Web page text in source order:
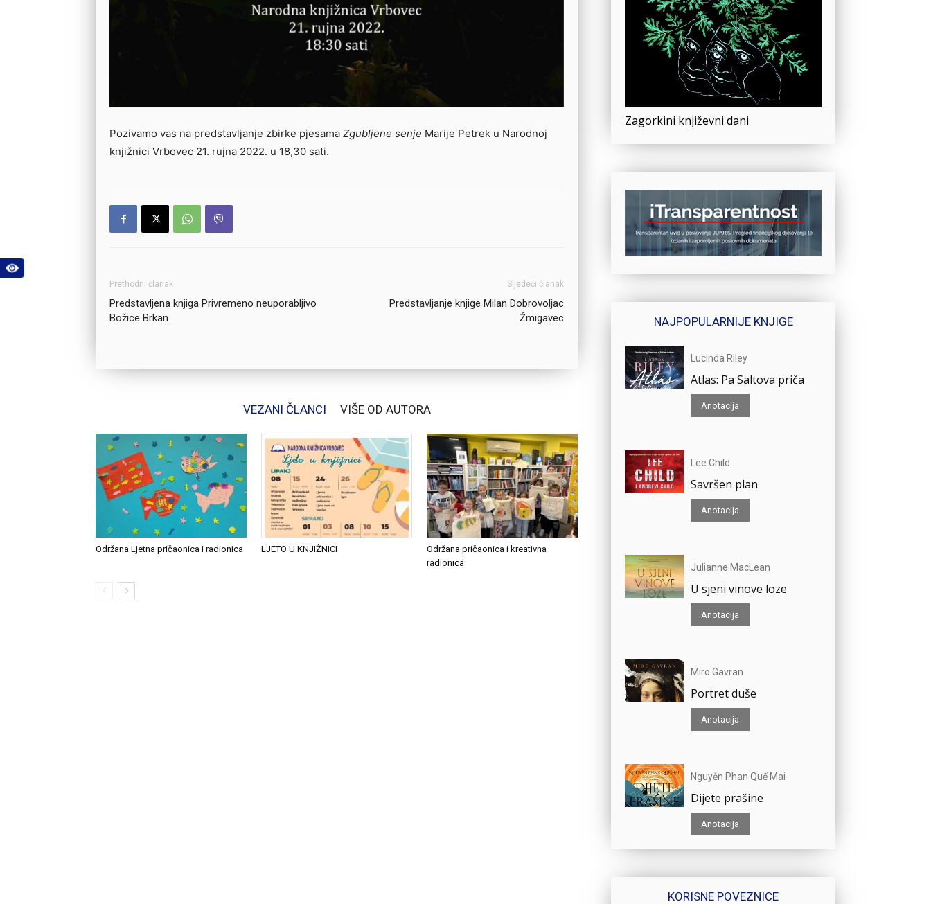
Pozivamo vas na predstavljanje zbirke pjesama Zgubljene senje Marije Petrek u Narodnoj
knjižnici Vrbovec 21. rujna 2022. u 18,30 sati.
Prethodni članak
Predstavljena knjiga Privremeno neuporabljivo
Božice Brkan
Sljedeći članak
Predstavljanje knjige Milan Dobrovoljac
Žmigavec
VEZANI ČLANCI VIŠE OD AUTORA
Održana Ljetna pričaonica i radionica LJETO U KNJIŽNICI
Održana pričaonica i kreativna
radionica
Zagorkini književni dani
NAJPOPULARNIJE KNJIGE
Lucinda Riley
Atlas: Pa Saltova priča
Anotacija
Lee Child
Savršen plan
Anotacija
Julianne MacLean
U sjeni vinove loze
Anotacija
Miro Gavran
Portret duše
Anotacija
Nguyễn Phan Quế Mai
Dijete prašine
Anotacija
KORISNE POVEZNICE